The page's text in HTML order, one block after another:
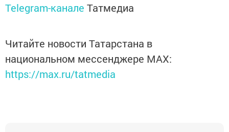
Telegram-канале Татмедиа
Читайте новости Татарстана в
национальном мессенджере MАХ:
https://max.ru/tatmedia